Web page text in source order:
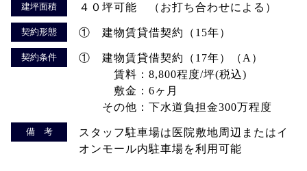
建坪面積 ４０坪可能 （お打ち合わせによる）
契約形態 ① 建物賃貸借契約（15年）
契約条件
① 建物賃貸借契約（17年）（A）
賃料：8,800程度/坪(税込)
敷金：6ヶ月
その他：下水道負担金300万程度
備 考
スタッフ駐車場は医院敷地周辺またはイ
オンモール内駐車場を利用可能